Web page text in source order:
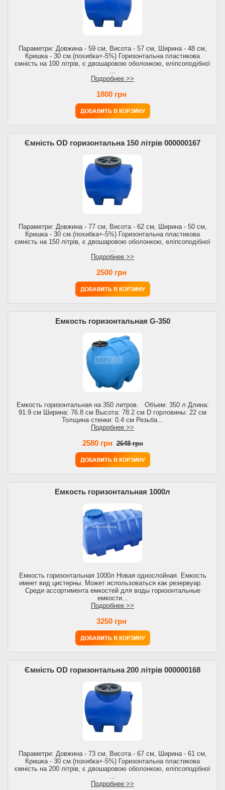
Параметри: Довжина - 59 см, Висота - 57 см, Ширина - 48 см,
Кришка - 30 см.(похибка+-5%) Горизонтальна пластикова
ємність на 100 літрів, є двошаровою оболонкою, еліпсоподібної
...
Подробнее >>
1800 грн
Ємність OD горизонтальна 150 літрів 000000167
Параметри: Довжина - 77 см, Висота - 62 см, Ширина - 50 см,
Кришка - 30 см.(похибка+-5%) Горизонтальна пластикова
ємність на 150 літрів, є двошаровою оболонкою, еліпсоподібної
...
Подробнее >>
2500 грн
Емкость горизонтальная G-350
Емкость горизонтальная на 350 литров. Объем: 350 л Длина:
91.9 см Ширина: 76.8 см Высота: 78.2 см D горловины: 22 см
Толщина стенки: 0.4 см Резьба...
Подробнее >>
2580 грн 2648 грн
Емкость горизонтальная 1000л
Емкость горизонтальная 1000л Новая однослойная. Емкость
имеет вид цистерны. Может использоваться как резервуар.
Среди ассортимента емкостей для воды горизонтальные
емкости...
Подробнее >>
3250 грн
Ємність OD горизонтальна 200 літрів 000000168
Параметри: Довжина - 73 см, Висота - 67 см, Ширина - 61 см,
Кришка - 30 см.(похибка+-5%) Горизонтальна пластикова
ємність на 200 літрів, є двошаровою оболонкою, еліпсоподібної
...
Подробнее >>